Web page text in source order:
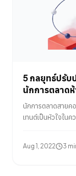
5 กลยุทธ์ปรับ
นักการตลาด
นักการตลาดสายค
เทนต์เป็นหัวใจใน
ช่วยผลักดันให้แคม
Aug 1, 2022 3